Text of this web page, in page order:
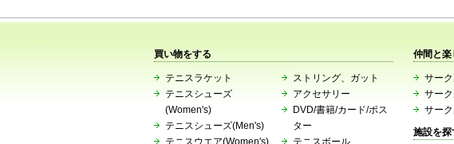
買い物をする
テニスラケット
テニスシューズ
(Women's)
テニスシューズ(Men's)
テニスウエア(Women's)
ストリング、ガット
アクセサリー
DVD/書籍/カード/ポス
ター
テニスボール
仲間と楽
サー
サー
サー
施設を探